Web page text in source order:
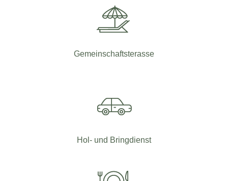
Gemeinschaftsterasse
Hol- und Bringdienst